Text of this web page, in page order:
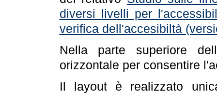
diversi livelli per
verifica dell'accesibiltà
Nella parte superiore
orizzontale per consentire
Il layout è realizzato